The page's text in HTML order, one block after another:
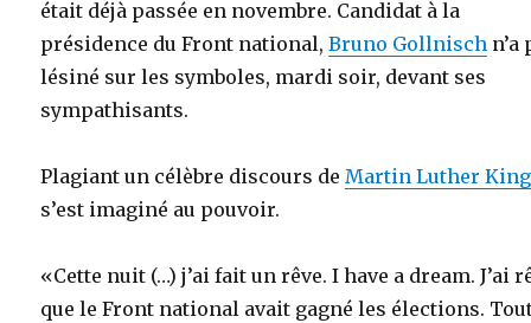
était déjà passée en novembre. Candidat à la
présidence du Front national,Bruno Gollnisch n’a
lésiné sur les symboles, mardi soir, devant ses
sympathisants.
Plagiant un célèbre discours deMartin Luther King
s’est imaginé au pouvoir.
«Cette nuit (…) j’ai fait un rêve. I have a dream. J’ai
que le Front national avait gagné les élections.